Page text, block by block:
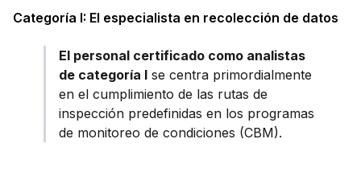
Categoría I: El especialista en recolección de datos
El personal certificado como analistas
de categoría I se centra primordialmente
en el cumplimiento de las rutas de
inspección predefinidas en los programas
de monitoreo de condiciones (CBM).